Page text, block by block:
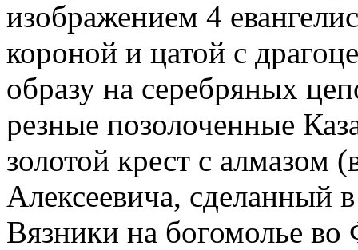
изображением 4
короной и цатой с
образу на серебряных
резные позолоченные
золотой крест с алмазом
Алексеевича, сделанный
Вязники на богомолье